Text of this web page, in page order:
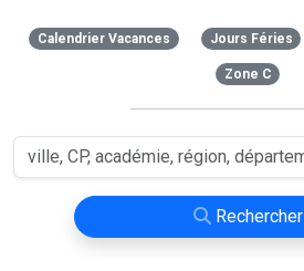
Calendrier Vacances Jours Féries
Zone C
Rechercher